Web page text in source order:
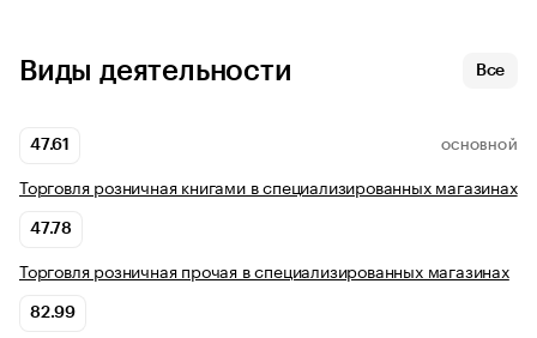
Виды деятельности Все
47.61 ОСНОВНОЙ
Торговля розничная книгами в специализированных магазинах
47.78
Торговля розничная прочая в специализированных магазинах
82.99